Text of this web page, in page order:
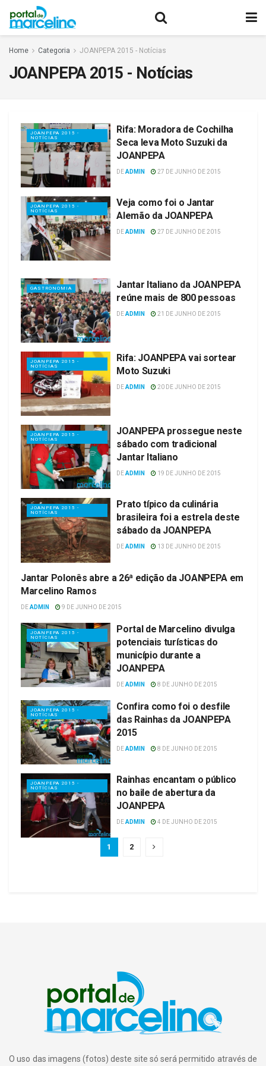
Home Categoria JOANPEPA 2015 - Notícias
JOANPEPA 2015 - Notícias
JOANPEPA 2015 -
NOTÍCIAS
Rifa: Moradora de Cochilha
Seca leva Moto Suzuki da
JOANPEPA
DEADMIN 27 DE JUNHO DE 2015
JOANPEPA 2015 -
NOTÍCIAS
Veja como foi o Jantar
Alemão da JOANPEPA
DEADMIN 27 DE JUNHO DE 2015
GASTRONOMIA
Jantar Italiano da JOANPEPA
reúne mais de 800 pessoas
DEADMIN 21 DE JUNHO DE 2015
JOANPEPA 2015 -
NOTÍCIAS
Rifa: JOANPEPA vai sortear
Moto Suzuki
DEADMIN 20 DE JUNHO DE 2015
JOANPEPA 2015 -
NOTÍCIAS
JOANPEPA prossegue neste
sábado com tradicional
Jantar Italiano
DEADMIN 19 DE JUNHO DE 2015
JOANPEPA 2015 -
NOTÍCIAS
Prato típico da culinária
brasileira foi a estrela deste
sábado da JOANPEPA
DEADMIN 13 DE JUNHO DE 2015
JOANPEPA 2015 -
Jantar Polonês abre a 26ª edição da JOANPEPA em
Marcelino Ramos
DEADMIN 9 DE JUNHO DE 2015
JOANPEPA 2015 -
NOTÍCIAS
Portal de Marcelino divulga
potenciais turísticas do
município durante a
JOANPEPA
DEADMIN 8 DE JUNHO DE 2015
JOANPEPA 2015 -
NOTÍCIAS
Confira como foi o desfile
das Rainhas da JOANPEPA
2015
DEADMIN 8 DE JUNHO DE 2015
JOANPEPA 2015 -
NOTÍCIAS
Rainhas encantam o público
no baile de abertura da
JOANPEPA
DEADMIN 4 DE JUNHO DE 2015
1 2
O uso das imagens (fotos) deste site só será permitido através de